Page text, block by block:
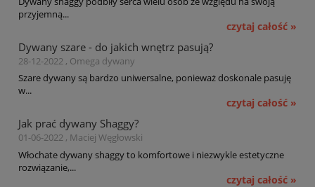
przyjemną...
czytaj całość »
Dywany szare - do jakich wnętrz pasują?
28-12-2022 , Omega dywany
Szare dywany są bardzo uniwersalne, ponieważ doskonale pasuję
w...
czytaj całość »
Jak prać dywany Shaggy?
01-06-2022 , Maciej Węgłowski
Włochate dywany shaggy to komfortowe i niezwykle estetyczne
rozwiązanie,...
czytaj całość »